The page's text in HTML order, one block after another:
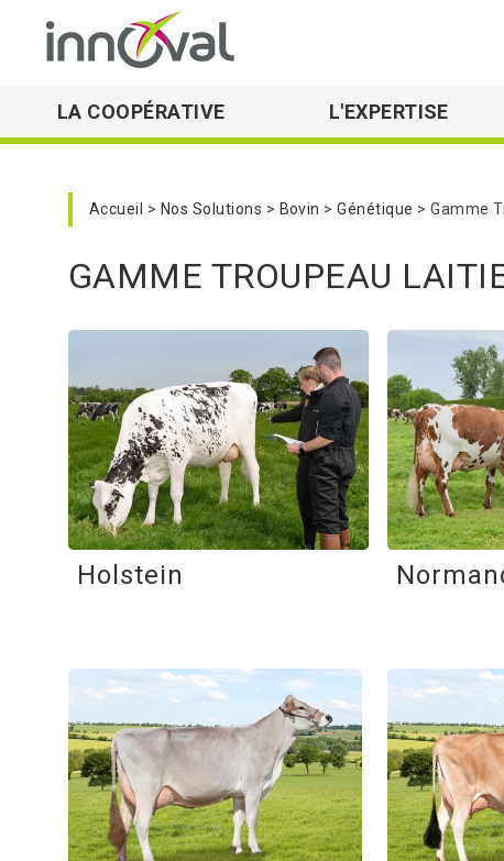
Skip to main navigation
LA COOPÉRATIVE L'EXPERTISE
Accueil Nos Solutions Bovin Génétique Gamme
GAMME TROUPEAU
Holstein